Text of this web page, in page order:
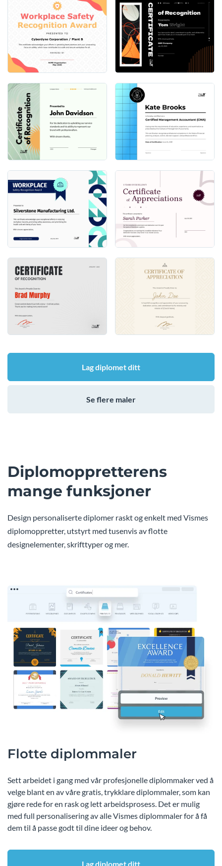
Lag diplomet ditt
Se flere maler
Diplomoppretterens
mange funksjoner
Design personaliserte diplomer raskt og enkelt med Vismes
diplomoppretter, utstyrt med tusenvis av flotte
designelementer, skrifttyper og mer.
Flotte diplommaler
Sett arbeidet i gang med vår profesjonelle diplommaker ved å
velge blant en av våre gratis, trykklare diplommaler, som kan
gjøre rede for en rask og lett arbeidsprosess. Det er mulig
med full personalisering av alle Vismes diplommaler for å få
dem til å passe godt til dine ideer og behov.
Lag diplomet ditt